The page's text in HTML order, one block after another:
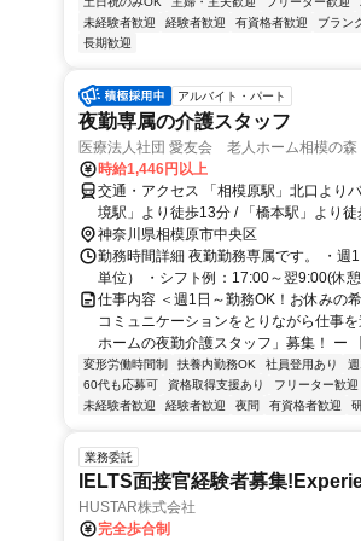
未経験者歓迎
経験者歓迎 有資格者歓迎 ブラン
長期歓迎
アルバイト・パート
夜勤専属の介護スタッフ
医療法人社団 愛友会 老人ホーム相模の森
時給1,446円以上
交通・アクセス 「相模原駅」北口より
境駅」より徒歩13分 / 「橋本駅」より
神奈川県相模原市中央区
勤務時間詳細 夜勤勤務専属です。 ・週
単位） ・シフト例：17:00～翌9:00(休
仕事内容 ＜週1日～勤務OK！お休みの
コミュニケーションをとりながら仕事
ホームの夜勤介護スタッフ」募集！ ー
変形労働時間制 扶養内勤務OK 社員登用あり
60代も応募可
資格取得支援あり フリーター歓迎
未経験者歓迎
経験者歓迎 夜間 有資格者歓迎
業務委託
IELTS面接官経験者募集
HUSTAR株式会社
完全歩合制